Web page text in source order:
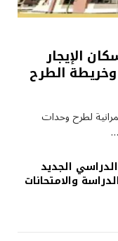
الإيجار
من 1500 جنيه وخريطة الطرح
لطرح وحدات
الجديد
الدراسة والامتحانات